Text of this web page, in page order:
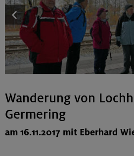
Wanderung von
Germering
am 16.11.2017 mit Eberhard